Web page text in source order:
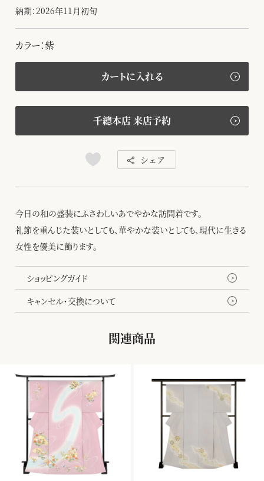
納期：2026年11月初旬
カラー：紫
カートに入れる
千總本店 来店予約
シェア
今日の和の盛装にふさわしいあでやかな訪問着です。
礼節を重んじた装いとしても、華やかな装いとしても、現代に生きる
女性を優美に飾ります。
ショッピングガイド
キャンセル・交換について
関連商品